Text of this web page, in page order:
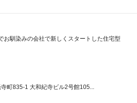
馴染みの会社で新しくスタートした住宅型
町835-1 大和紀寺ビル2号館105...